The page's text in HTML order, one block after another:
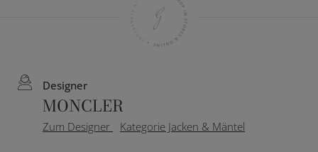
Designer
MONCLER
Zum Designer Kategorie Jacken & Mäntel